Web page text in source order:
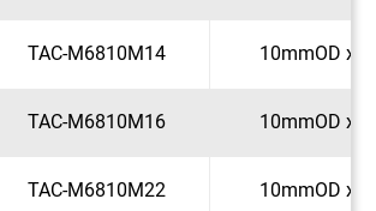
TAC-M6810M14 10mmOD x
TAC-M6810M16 10mmOD x
TAC-M6810M22 10mmOD x